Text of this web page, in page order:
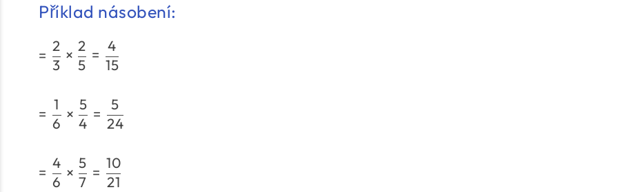
Příklad násobení:
=
3
2
×
5
2
=
15
4
=
6
1
×
4
5
=
24
5
=
6
4
×
7
5
=
21
10